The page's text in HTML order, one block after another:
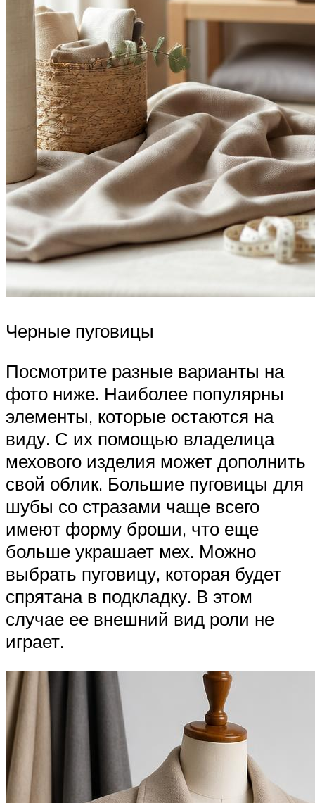
Черные пуговицы
Посмотрите разные варианты на
фото ниже. Наиболее популярны
элементы, которые остаются на
виду. С их помощью владелица
мехового изделия может дополнить
свой облик. Большие пуговицы для
шубы со стразами чаще всего
имеют форму броши, что еще
больше украшает мех. Можно
выбрать пуговицу, которая будет
спрятана в подкладку. В этом
случае ее внешний вид роли не
играет.